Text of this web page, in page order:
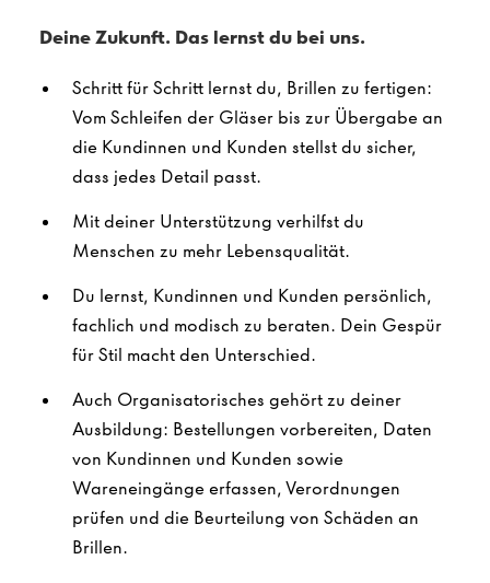
Deine Zukunft. Das lernst du bei uns.
Schritt für Schritt lernst du, Brillen zu fertigen:
Vom Schleifen der Gläser bis zur Übergabe an
die Kundinnen und Kunden stellst du sicher,
dass jedes Detail passt.
Mit deiner Unterstützung verhilfst du
Menschen zu mehr Lebensqualität.
Du lernst, Kundinnen und Kunden persönlich,
fachlich und modisch zu beraten. Dein Gespür
für Stil macht den Unterschied.
Auch Organisatorisches gehört zu deiner
Ausbildung: Bestellungen vorbereiten, Daten
von Kundinnen und Kunden sowie
Wareneingänge erfassen, Verordnungen
prüfen und die Beurteilung von Schäden an
Brillen.